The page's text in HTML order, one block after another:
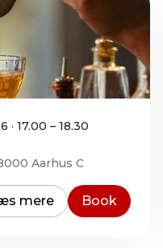
17.00 – 18.30
Aarhus C
mere Book